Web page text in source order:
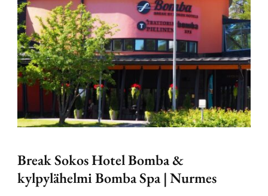
Break Sokos Hotel Bomba &
kylpylähelmi Bomba Spa | Nurmes